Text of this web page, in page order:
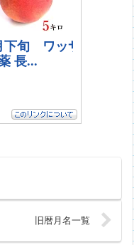
旧暦月名一覧